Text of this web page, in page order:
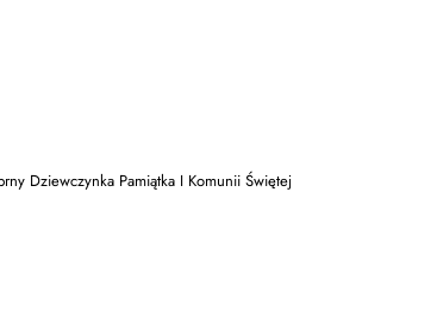
Dziewczynka Pamiątka I Komunii Świętej